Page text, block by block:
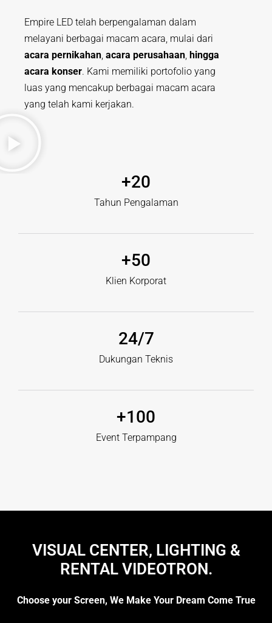
Empire LED telah berpengalaman dalam
melayani berbagai macam acara, mulai dari
acara pernikahan, acara perusahaan, hingga
acara konser. Kami memiliki portofolio yang
luas yang mencakup berbagai macam acara
yang telah kami kerjakan.
Tahun Pengalaman​
+20
Klien Korporat
+50
Dukungan Teknis
24/7
Event Terpampang
+100
VISUAL CENTER, LIGHTING &
RENTAL VIDEOTRON.
Choose your Screen, We Make Your Dream Come True